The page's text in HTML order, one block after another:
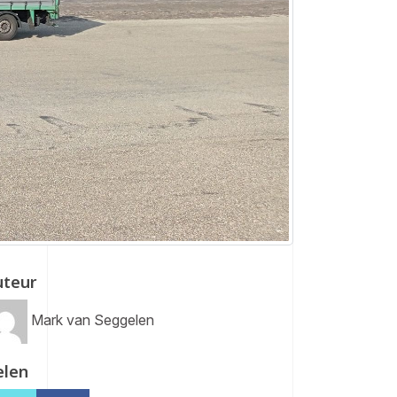
Mark van Seggelen